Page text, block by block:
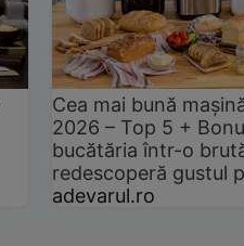
Cea mai bună
2026 – Top 5 +
bucătăria într-o
redescoperă gustul
adevarul.ro